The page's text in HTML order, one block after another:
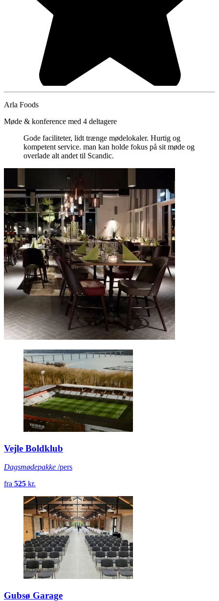
Arla Foods
Møde & konference med 4 deltagere
Gode faciliteter, lidt trænge mødelokaler. Hurtig og
kompetent service. man kan holde fokus på sit møde og
overlade alt andet til Scandic.
Vejle Boldklub
Dagsmødepakke /pers
fra 525 kr.
Gubsø Garage